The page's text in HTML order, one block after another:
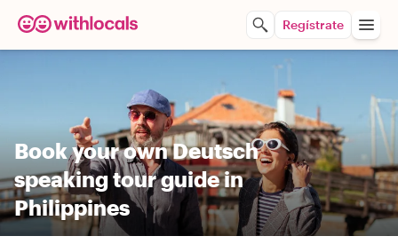
Regístrate
Book your own Deutsch
speaking tour guide in
Philippines